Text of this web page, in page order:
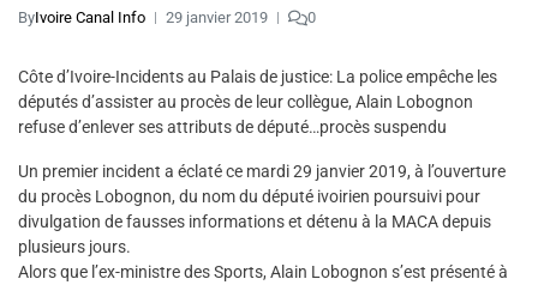
ByIvoire Canal Info 29 janvier 2019 0
Côte d’Ivoire-Incidents au Palais de justice: La police empêche les
députés d’assister au procès de leur collègue, Alain Lobognon
refuse d’enlever ses attributs de député…procès suspendu
Un premier incident a éclaté ce mardi 29 janvier 2019, à l’ouverture
du procès Lobognon, du nom du député ivoirien poursuivi pour
divulgation de fausses informations et détenu à la MACA depuis
plusieurs jours.
Alors que l’ex-ministre des Sports, Alain Lobognon s’est présenté à